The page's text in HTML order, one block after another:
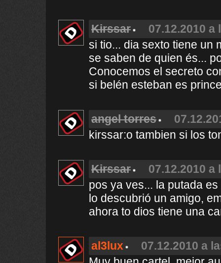
Kirssar
07.12.2010 a
si tio... dia sexto tiene un
se saben de quien és...
Conocemos el secreto
si belén esteban es
angel torres
kirssar:o tambien si los
Kirssar
07.12.2010 a
pos ya ves... la putada
lo descubrió un amigo,
ahora to dios tiene una
al3lux
07.12.2010 a